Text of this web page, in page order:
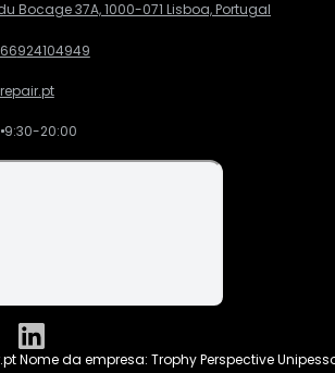
Bocage 37A, 1000-071 Lisboa, Portugal
924104949
9:30-20:00
Nome da empresa: Trophy Perspective